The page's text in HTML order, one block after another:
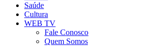
Saúde
Cultura
WEB TV
Fale Conosco
Quem Somos